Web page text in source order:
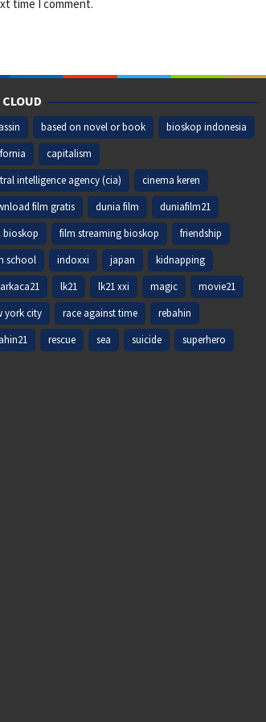
time I comment.
based on novel or book
bioskop indonesia
capitalism
intelligence agency (cia)
cinema keren
film gratis
dunia film
duniafilm21
bioskop
film streaming bioskop
friendship
school
indoxxi japan
kidnapping
lk21 lk21 xxi magic
movie21
york city
race against time
rebahin
rescue sea suicide superhero